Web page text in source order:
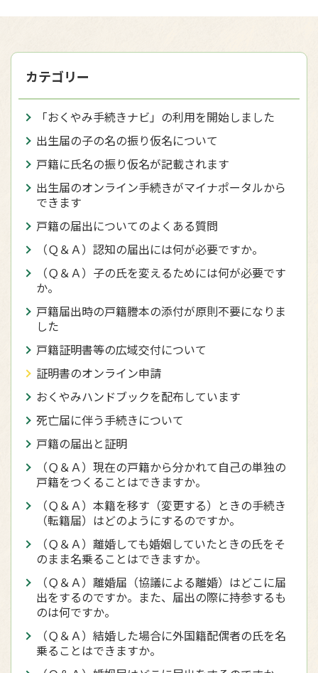
カテゴリー
「おくやみ手続きナビ」の利用を開始しました
出生届の子の名の振り仮名について
戸籍に氏名の振り仮名が記載されます
出生届のオンライン手続きがマイナポータルから
できます
戸籍の届出についてのよくある質問
（Ｑ＆Ａ）認知の届出には何が必要ですか。
（Ｑ＆Ａ）子の氏を変えるためには何が必要です
か。
戸籍届出時の戸籍謄本の添付が原則不要になりま
した
戸籍証明書等の広域交付について
証明書のオンライン申請
おくやみハンドブックを配布しています
死亡届に伴う手続きについて
戸籍の届出と証明
（Ｑ＆Ａ）現在の戸籍から分かれて自己の単独の
戸籍をつくることはできますか。
（Ｑ＆Ａ）本籍を移す（変更する）ときの手続き
（転籍届）はどのようにするのですか。
（Ｑ＆Ａ）離婚しても婚姻していたときの氏をそ
のまま名乗ることはできますか。
（Ｑ＆Ａ）離婚届（協議による離婚）はどこに届
出をするのですか。また、届出の際に持参するも
のは何ですか。
（Ｑ＆Ａ）結婚した場合に外国籍配偶者の氏を名
乗ることはできますか。